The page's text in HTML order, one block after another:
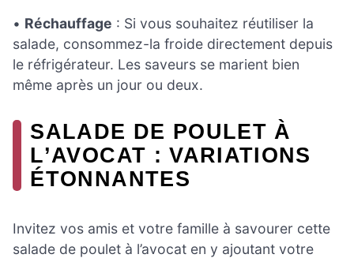
• Réchauffage : Si vous souhaitez réutiliser la
salade, consommez-la froide directement depuis
le réfrigérateur. Les saveurs se marient bien
même après un jour ou deux.
SALADE DE POULET À
L’AVOCAT : VARIATIONS
ÉTONNANTES
Invitez vos amis et votre famille à savourer cette
salade de poulet à l’avocat en y ajoutant votre